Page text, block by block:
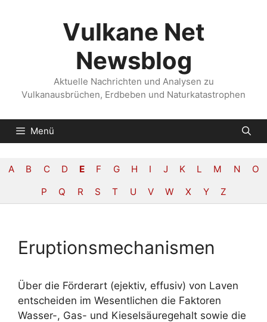
Vulkane Net
Newsblog
Aktuelle Nachrichten und Analysen zu
Vulkanausbrüchen, Erdbeben und Naturkatastrophen
Menü
A B C D E F G H I J K L M N
O
P
Q R S T U V W X Y Z
Eruptionsmechanismen
Über die Förderart (ejektiv, effusiv) von Laven
entscheiden im Wesentlichen die Faktoren
Wasser-, Gas- und Kieselsäuregehalt sowie die